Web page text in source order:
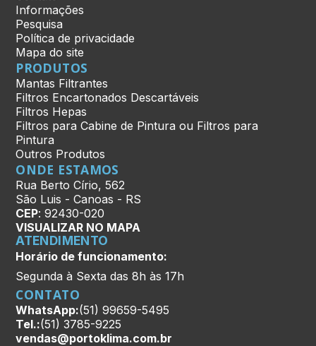
Informações
Pesquisa
Política de privacidade
Mapa do site
PRODUTOS
Mantas Filtrantes
Filtros Encartonados Descartáveis
Filtros Hepas
Filtros para Cabine de Pintura ou Filtros para
Pintura
Outros Produtos
ONDE ESTAMOS
Rua Berto Círio, 562
São Luis - Canoas - RS
CEP: 92430-020
VISUALIZAR NO MAPA
ATENDIMENTO
Horário de funcionamento:
Segunda à Sexta das 8h às 17h
CONTATO
WhatsApp:(51) 99659-5495
Tel.:(51) 3785-9225
vendas@portoklima.com.br